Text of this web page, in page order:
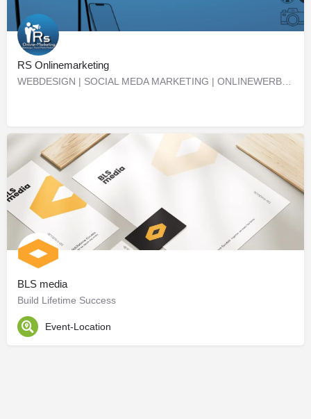
RS Onlinemarketing
BLS media
Build Lifetime Success
Event-Location